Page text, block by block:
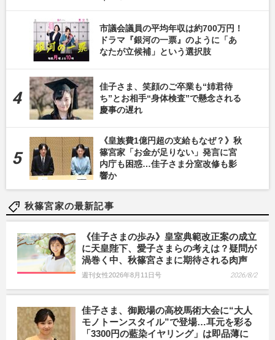
市議会議員の平均年収は約700万円！
ドラマ『銀河の一票』のように「あ
なたが立候補」という選択肢
佳子さま、笑顔のご卒業も“姉君待
ち”とお相手“身体検査”で懸念される
慶事の遅れ
《皇族費1億円超の支給もなぜ？》秋
篠宮家「お金が足りない」発言に宮
内庁も困惑…佳子さま分室改修も影
響か
秋篠宮家の最新記事
《佳子さまの歩み》皇室典範改正案の成立
に天皇陛下、愛子さまらの考えは？疑問が
渦巻く中、秋篠宮さまに期待される肉声
週刊女性2026年8月11日号 2026/8/2
佳子さま、御殿場の高校馬術大会に“大人
モノトーンスタイル”で登場…耳元を彩る
「3300円の藍染イヤリング」は即品薄に